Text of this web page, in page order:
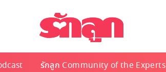
รักลูก Community of the Experts